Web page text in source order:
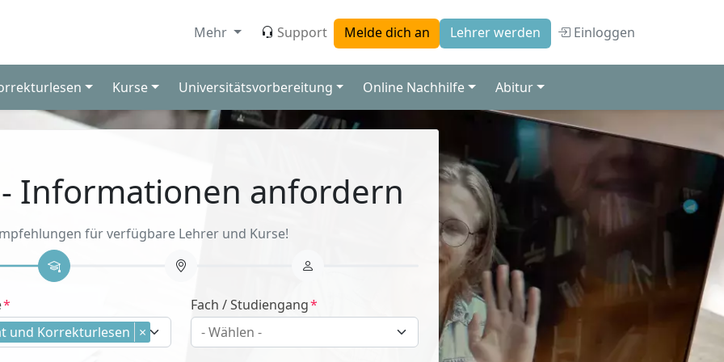
Mehr Support Melde dich an Lehrer werden Einloggen
Kurse Universitätsvorbereitung Online Nachhilfe Abitur
Informationen anfordern
für verfügbare Lehrer und Kurse!
und Korrekturlesen ×
Fach / Studiengang